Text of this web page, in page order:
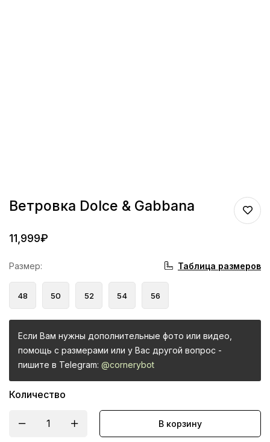
Ветровка Dolce & Gabbana
11,999₽
Размер: Таблица размеров
48 50 52 54 56
Если Вам нужны дополнительные фото или видео,
помощь с размерами или у Вас другой вопрос -
пишите в Telegram: @cornerybot
Количество
В корзину